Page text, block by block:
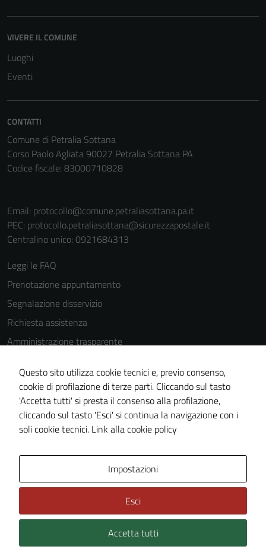
VIVERE IL COMUNE
Luoghi
Eventi
CONTATTI
Comune di Petralia Sottana
Corso Paolo Agliata 90027 Petralia Sottana PA
Codice fiscale: 83000710828
Email: protocollo@comune.petraliasottana.pa.it
PEC: protocollo.petraliasottana@sicurezzapostale.it
Centralino unico: 0921684313
Leggi le FAQ
Prenotazione appuntamento
Segnalazione disservizio
Richiesta assistenza
Amministrazione trasparente
Cookie Policy
Note legali
Dichiarazione di accessibilità
Piano di miglioramento del sito
Area Privata
Questo sito utilizza cookie tecnici e, previo consenso,
cookie di profilazione di terze parti. Cliccando sul tasto
'Accetta tutti' si presta il consenso alla profilazione,
cliccando sul tasto 'Esci' si continua la navigazione con i
soli cookie tecnici. Link alla cookie policy
Impostazioni
Esci
Accetta tutti